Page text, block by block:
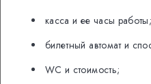
касса и ее часы работы;
билетный автомат и
WC и стоимость;